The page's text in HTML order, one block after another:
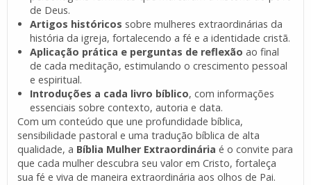
de Deus.
Artigos históricos sobre mulheres extraordinárias da
história da igreja, fortalecendo a fé e a identidade cristã.
Aplicação prática e perguntas de reflexãoao final
de cada meditação, estimulando o crescimento pessoal
e espiritual.
Introduções a cada livro bíblico, com informações
essenciais sobre contexto, autoria e data.
Com um conteúdo que une profundidade bíblica,
sensibilidade pastoral e uma tradução bíblica de alta
qualidade, a Bíblia Mulher Extraordinária é o convite para
que cada mulher descubra seu valor em Cristo, fortaleça
sua fé e viva de maneira extraordinária aos olhos de Pai.